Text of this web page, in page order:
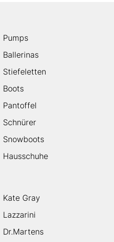
Pumps
Ballerinas
Stiefeletten
Boots
Pantoffel
Schnürer
Snowboots
Hausschuhe
Kate Gray
Lazzarini
Dr.Martens